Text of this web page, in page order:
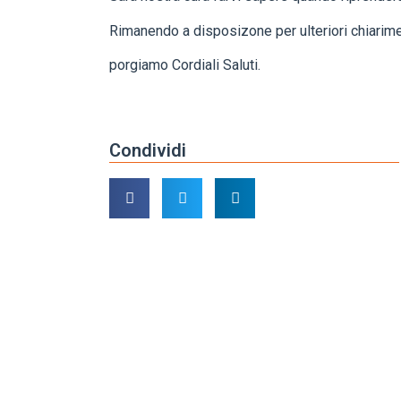
Rimanendo a disposizone per ulteriori
porgiamo Cordiali Saluti.
Condividi